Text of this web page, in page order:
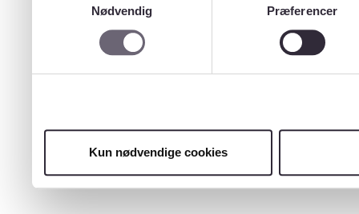
Nødvendig
Præferencer
Kun nødvendige cookies